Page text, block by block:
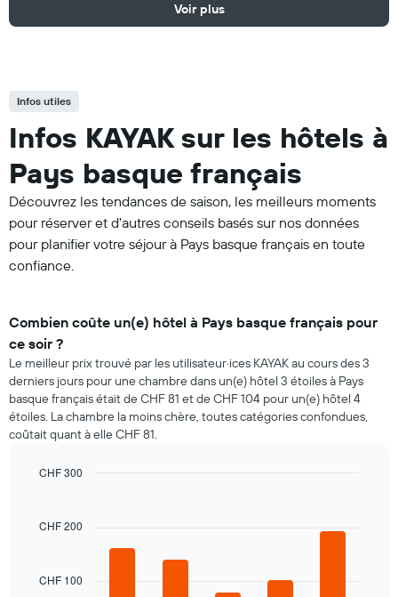
Voir plus
Infos utiles
Infos KAYAK sur les hôtels à
Pays basque français
Découvrez les tendances de saison, les meilleurs moments
pour réserver et d'autres conseils basés sur nos données
pour planifier votre séjour à Pays basque français en toute
confiance.
Combien coûte un(e) hôtel à Pays basque français pour
ce soir ?
Le meilleur prix trouvé par les utilisateur·ices KAYAK au cours des 3
derniers jours pour une chambre dans un(e) hôtel 3 étoiles à Pays
basque français était de CHF 81 et de CHF 104 pour un(e) hôtel 4
étoiles. La chambre la moins chère, toutes catégories confondues,
coûtait quant à elle CHF 81.
with
Le
CHF 100
CHF 200
CHF 300